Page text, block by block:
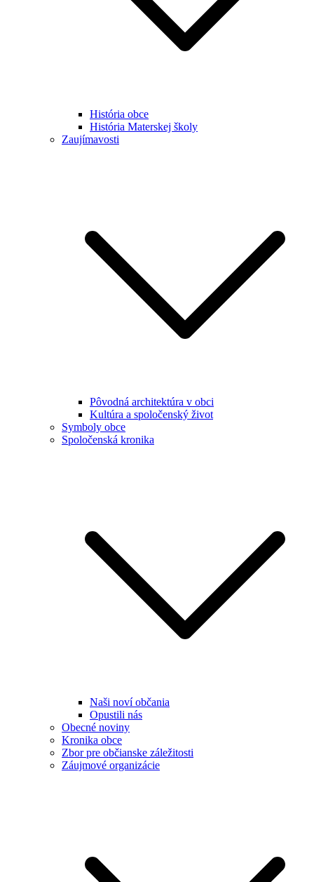
História obce
História Materskej školy
Zaujímavosti
Pôvodná architektúra v obci
Kultúra a spoločenský život
Symboly obce
Spoločenská kronika
Naši noví občania
Opustili nás
Obecné noviny
Kronika obce
Zbor pre občianske záležitosti
Záujmové organizácie